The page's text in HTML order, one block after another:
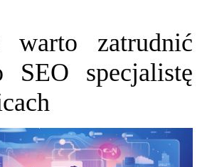
warto zatrudnić
SEO specjalistę